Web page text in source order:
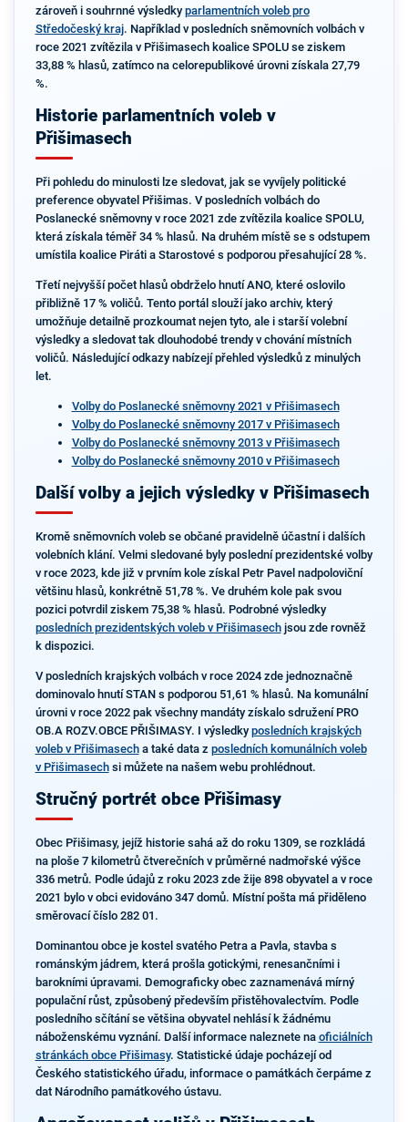
zároveň i souhrnné výsledky parlamentních voleb pro
Středočeský kraj. Například v posledních sněmovních volbách v
roce 2021 zvítězila v Přišimasech koalice SPOLU se ziskem
33,88 % hlasů, zatímco na celorepublikové úrovni získala 27,79
%.
Historie parlamentních voleb v
Přišimasech
Při pohledu do minulosti lze sledovat, jak se vyvíjely politické
preference obyvatel Přišimas. V posledních volbách do
Poslanecké sněmovny v roce 2021 zde zvítězila koalice SPOLU,
která získala téměř 34 % hlasů. Na druhém místě se s odstupem
umístila koalice Piráti a Starostové s podporou přesahující 28 %.
Třetí nejvyšší počet hlasů obdrželo hnutí ANO, které oslovilo
přibližně 17 % voličů. Tento portál slouží jako archiv, který
umožňuje detailně prozkoumat nejen tyto, ale i starší volební
výsledky a sledovat tak dlouhodobé trendy v chování místních
voličů. Následující odkazy nabízejí přehled výsledků z minulých
let.
Volby do Poslanecké sněmovny 2021 v Přišimasech
Volby do Poslanecké sněmovny 2017 v Přišimasech
Volby do Poslanecké sněmovny 2013 v Přišimasech
Volby do Poslanecké sněmovny 2010 v Přišimasech
Další volby a jejich výsledky v Přišimasech
Kromě sněmovních voleb se občané pravidelně účastní i dalších
volebních klání. Velmi sledované byly poslední prezidentské volby
v roce 2023, kde již v prvním kole získal Petr Pavel nadpoloviční
většinu hlasů, konkrétně 51,78 %. Ve druhém kole pak svou
pozici potvrdil ziskem 75,38 % hlasů. Podrobné výsledky
posledních prezidentských voleb v Přišimasechjsou zde rovněž
k dispozici.
V posledních krajských volbách v roce 2024 zde jednoznačně
dominovalo hnutí STAN s podporou 51,61 % hlasů. Na komunální
úrovni v roce 2022 pak všechny mandáty získalo sdružení PRO
OB.A ROZV.OBCE PŘIŠIMASY. I výsledky posledních krajských
voleb v Přišimasecha také data z posledních komunálních voleb
v Přišimasechsi můžete na našem webu prohlédnout.
Stručný portrét obce Přišimasy
Obec Přišimasy, jejíž historie sahá až do roku 1309, se rozkládá
na ploše 7 kilometrů čtverečních v průměrné nadmořské výšce
336 metrů. Podle údajů z roku 2023 zde žije 898 obyvatel a v roce
2021 bylo v obci evidováno 347 domů. Místní pošta má přiděleno
směrovací číslo 282 01.
Dominantou obce je kostel svatého Petra a Pavla, stavba s
románským jádrem, která prošla gotickými, renesančními i
barokními úpravami. Demograficky obec zaznamenává mírný
populační růst, způsobený především přistěhovalectvím. Podle
posledního sčítání se většina obyvatel nehlásí k žádnému
náboženskému vyznání. Další informace naleznete na oficiálních
stránkách obce Přišimasy. Statistické údaje pocházejí od
Českého statistického úřadu, informace o památkách čerpáme z
dat Národního památkového ústavu.